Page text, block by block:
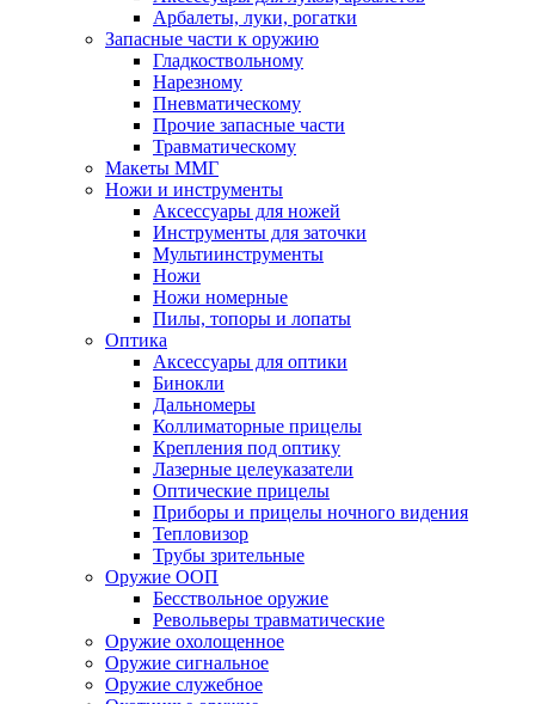
Арбалеты, луки, рогатки
Запасные части к оружию
Гладкоствольному
Нарезному
Пневматическому
Прочие запасные части
Травматическому
Макеты ММГ
Ножи и инструменты
Аксессуары для ножей
Инструменты для заточки
Мультиинструменты
Ножи
Ножи номерные
Пилы, топоры и лопаты
Оптика
Аксессуары для оптики
Бинокли
Дальномеры
Коллиматорные прицелы
Крепления под оптику
Лазерные целеуказатели
Оптические прицелы
Приборы и прицелы ночного видения
Тепловизор
Трубы зрительные
Оружие ООП
Бесствольное оружие
Револьверы травматические
Оружие охолощенное
Оружие сигнальное
Оружие служебное